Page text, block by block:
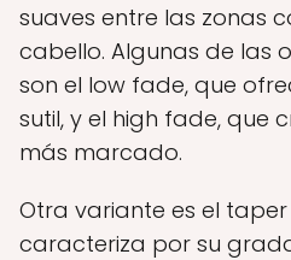
suaves entre las zonas
cabello. Algunas de las
son el low fade, que
sutil, y el high fade, que
más marcado.
Otra variante es el
caracteriza por su